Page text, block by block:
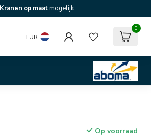
Kranen op maatmogelijk
EUR
0
Op voorraad